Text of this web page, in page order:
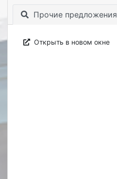
Прочие предложения
Открыть в новом окне